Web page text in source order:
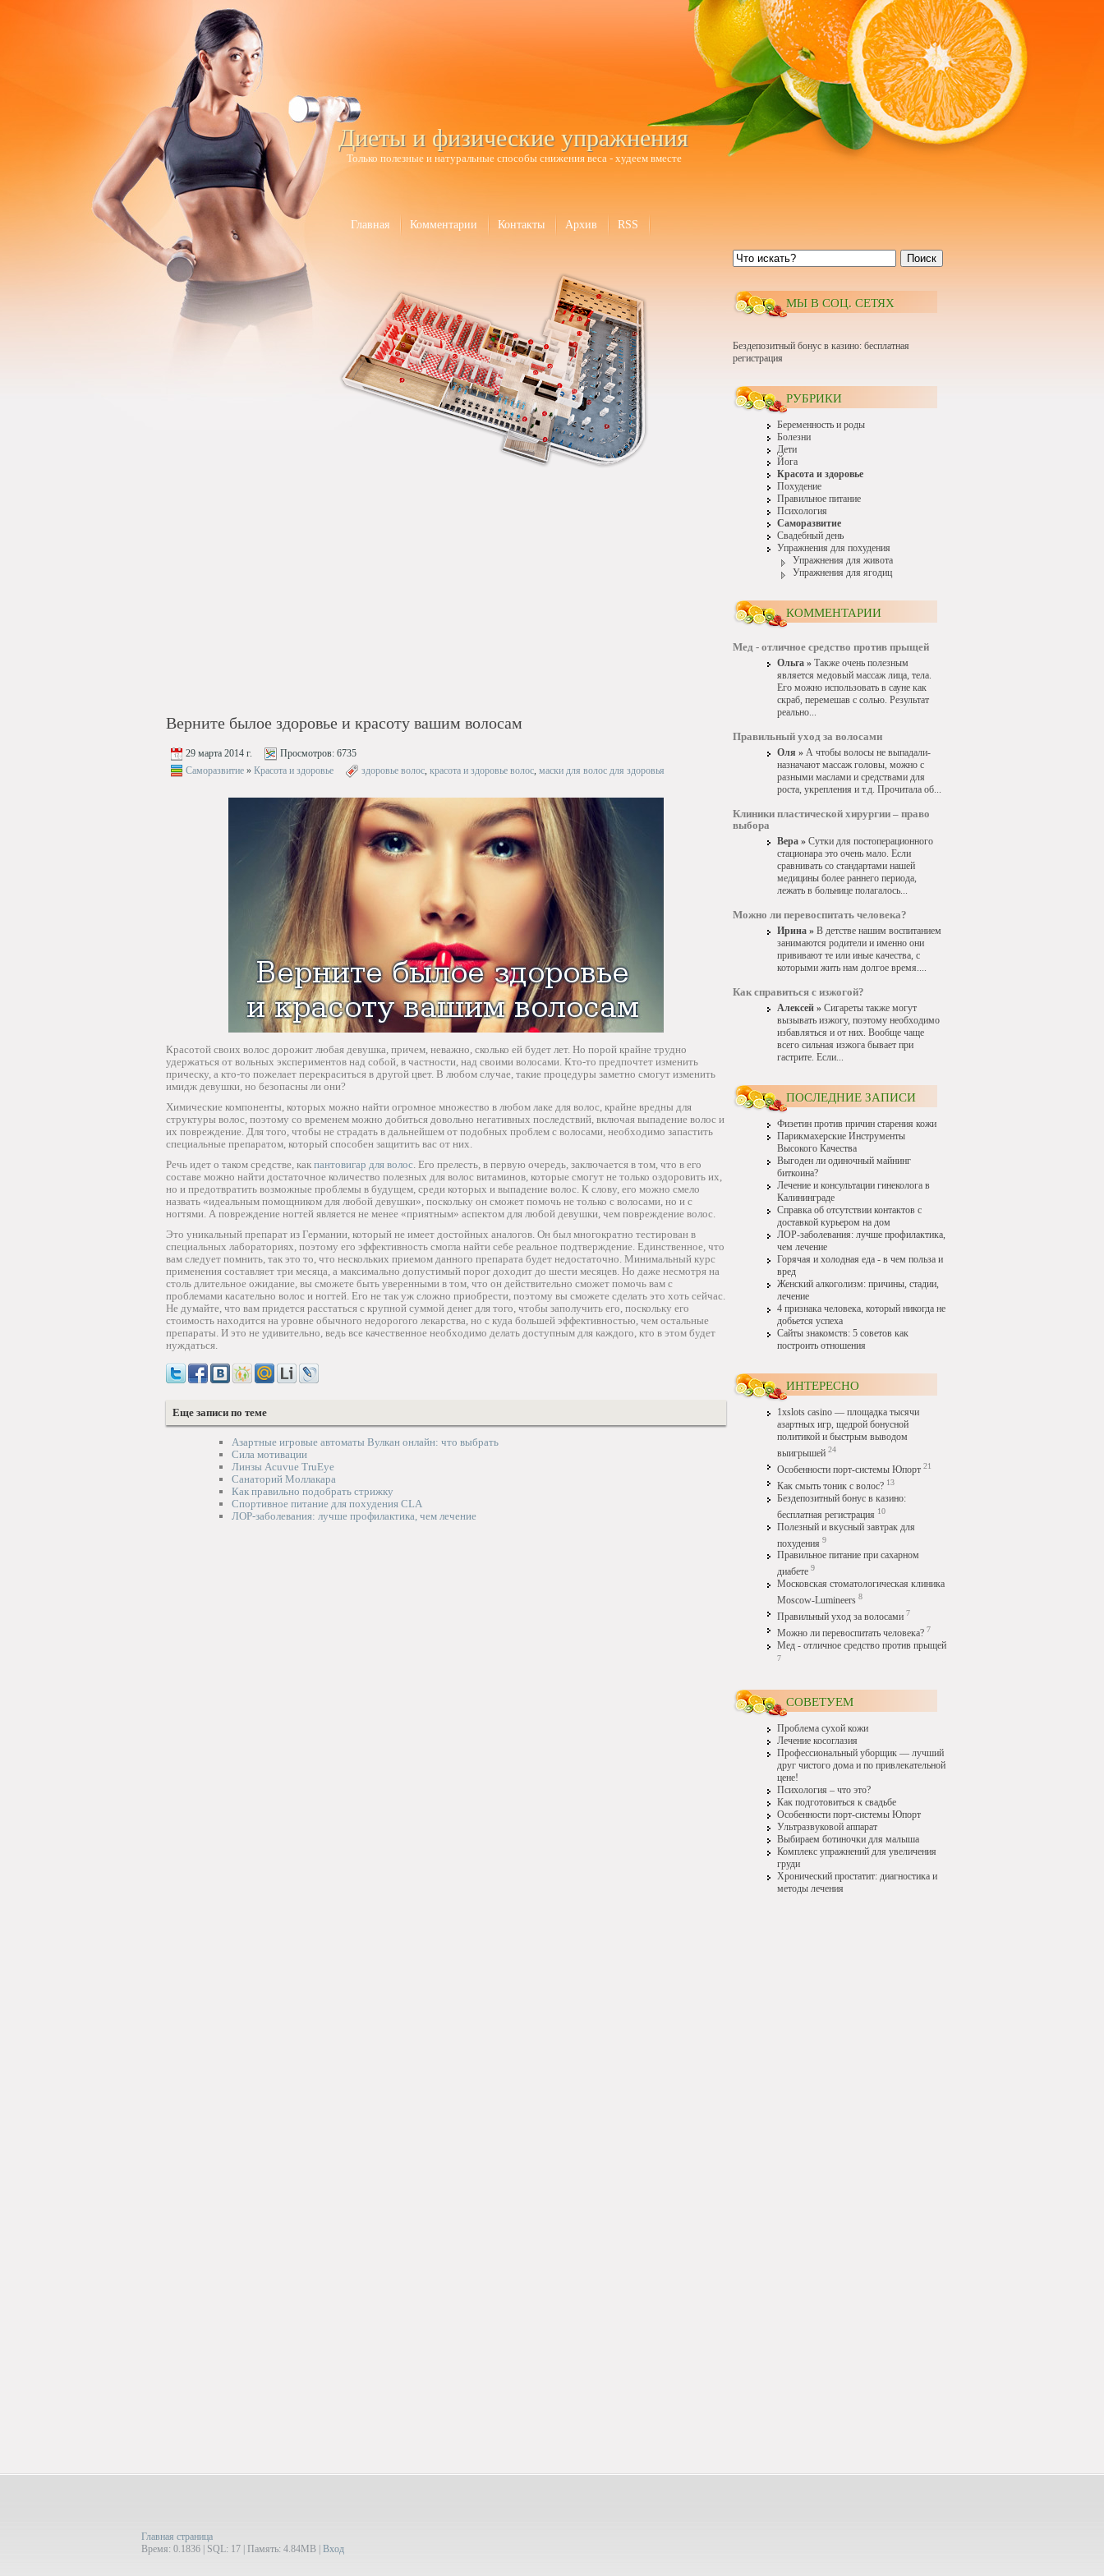
Диеты и физические упражнения
Только полезные и натуральные способы снижения веса - худеем вместе
Главная Комментарии Контакты Архив RSS
Верните былое здоровье и красоту вашим волосам
29 марта 2014 г. Просмотров: 6735
Саморазвитие » Красота и здоровье здоровье волос, красота и здоровье волос, маски для волос для здоровья
Красотой своих волос дорожит любая девушка, причем, неважно, сколько ей будет лет. Но порой крайне трудно
удержаться от вольных экспериментов над собой, в частности, над своими волосами. Кто-то предпочтет изменить
прическу, а кто-то пожелает перекраситься в другой цвет. В любом случае, такие процедуры заметно смогут изменить
имидж девушки, но безопасны ли они?
Химические компоненты, которых можно найти огромное множество в любом лаке для волос, крайне вредны для
структуры волос, поэтому со временем можно добиться довольно негативных последствий, включая выпадение волос и
их повреждение. Для того, чтобы не страдать в дальнейшем от подобных проблем с волосами, необходимо запастить
специальные препаратом, который способен защитить вас от них.
Речь идет о таком средстве, как пантовигар для волос. Его прелесть, в первую очередь, заключается в том, что в его
составе можно найти достаточное количество полезных для волос витаминов, которые смогут не только оздоровить их,
но и предотвратить возможные проблемы в будущем, среди которых и выпадение волос. К слову, его можно смело
назвать «идеальным помощником для любой девушки», поскольку он сможет помочь не только с волосами, но и с
ногтями. А повреждение ногтей является не менее «приятным» аспектом для любой девушки, чем повреждение волос.
Это уникальный препарат из Германии, который не имеет достойных аналогов. Он был многократно тестирован в
специальных лабораториях, поэтому его эффективность смогла найти себе реальное подтверждение. Единственное, что
вам следует помнить, так это то, что нескольких приемом данного препарата будет недостаточно. Минимальный курс
применения составляет три месяца, а максимально допустимый порог доходит до шести месяцев. Но даже несмотря на
столь длительное ожидание, вы сможете быть уверенными в том, что он действительно сможет помочь вам с
проблемами касательно волос и ногтей. Его не так уж сложно приобрести, поэтому вы сможете сделать это хоть сейчас.
Не думайте, что вам придется расстаться с крупной суммой денег для того, чтобы заполучить его, поскольку его
стоимость находится на уровне обычного недорогого лекарства, но с куда большей эффективностью, чем остальные
препараты. И это не удивительно, ведь все качественное необходимо делать доступным для каждого, кто в этом будет
нуждаться.
Еще записи по теме
Азартные игровые автоматы Вулкан онлайн: что выбрать
Сила мотивации
Линзы Acuvue TruEye
Санаторий Моллакара
Как правильно подобрать стрижку
Спортивное питание для похудения CLA
ЛОР-заболевания: лучше профилактика, чем лечение
Поиск
МЫ В СОЦ. СЕТЯХ
Бездепозитный бонус в казино: бесплатная
регистрация
РУБРИКИ
Беременность и роды
Болезни
Дети
Йога
Красота и здоровье
Похудение
Правильное питание
Психология
Саморазвитие
Свадебный день
Упражнения для похудения
Упражнения для живота
Упражнения для ягодиц
КОММЕНТАРИИ
Мед - отличное средство против прыщей
Ольга » Также очень полезным
является медовый массаж лица, тела.
Его можно использовать в сауне как
скраб, перемешав с солью. Результат
реально...
Правильный уход за волосами
Оля » А чтобы волосы не выпадали-
назначают массаж головы, можно с
разными маслами и средствами для
роста, укрепления и т.д. Прочитала об...
Клиники пластической хирургии – право
выбора
Вера » Сутки для постоперационного
стационара это очень мало. Если
сравнивать со стандартами нашей
медицины более раннего периода,
лежать в больнице полагалось...
Можно ли перевоспитать человека?
Ирина » В детстве нашим воспитанием
занимаются родители и именно они
прививают те или иные качества, с
которыми жить нам долгое время....
Как справиться с изжогой?
Алексей » Сигареты также могут
вызывать изжогу, поэтому необходимо
избавляться и от них. Вообще чаще
всего сильная изжога бывает при
гастрите. Если...
ПОСЛЕДНИЕ ЗАПИСИ
Физетин против причин старения кожи
Парикмахерские Инструменты
Высокого Качества
Выгоден ли одиночный майнинг
биткоина?
Лечение и консультации гинеколога в
Калининграде
Справка об отсутствии контактов с
доставкой курьером на дом
ЛОР-заболевания: лучше профилактика,
чем лечение
Горячая и холодная еда - в чем польза и
вред
Женский алкоголизм: причины, стадии,
лечение
4 признака человека, который никогда не
добьется успеха
Сайты знакомств: 5 советов как
построить отношения
ИНТЕРЕСНО
1xslots casino — площадка тысячи
азартных игр, щедрой бонусной
политикой и быстрым выводом
выигрышей 24
Особенности порт-системы Юпорт 21
Как смыть тоник с волос? 13
Бездепозитный бонус в казино:
бесплатная регистрация 10
Полезный и вкусный завтрак для
похудения 9
Правильное питание при сахарном
диабете 9
Московская стоматологическая клиника
Moscow-Lumineers 8
Правильный уход за волосами 7
Можно ли перевоспитать человека? 7
Мед - отличное средство против прыщей
7
СОВЕТУЕМ
Проблема сухой кожи
Лечение косоглазия
Профессиональный уборщик — лучший
друг чистого дома и по привлекательной
цене!
Психология – что это?
Как подготовиться к свадьбе
Особенности порт-системы Юпорт
Ультразвуковой аппарат
Выбираем ботиночки для малыша
Комплекс упражнений для увеличения
груди
Хронический простатит: диагностика и
методы лечения
Главная страница
Время: 0.1836 | SQL: 17 | Память: 4.84MB Вход